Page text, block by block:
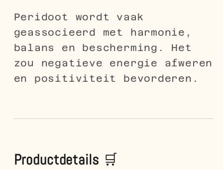
Peridoot wordt vaak
geassocieerd met harmonie,
balans en bescherming. Het
zou negatieve energie afweren
en positiviteit bevorderen.
Productdetails 🛒